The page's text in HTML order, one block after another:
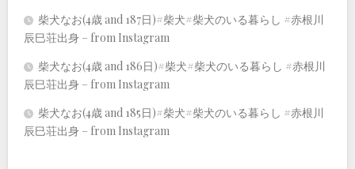
柴犬なお(4歳 and 187日)#柴犬#柴犬のいる暮らし #赤根川
辰巳荘出身 – from Instagram
柴犬なお(4歳 and 186日)#柴犬#柴犬のいる暮らし #赤根川
辰巳荘出身 – from Instagram
柴犬なお(4歳 and 185日)#柴犬#柴犬のいる暮らし #赤根川
辰巳荘出身 – from Instagram